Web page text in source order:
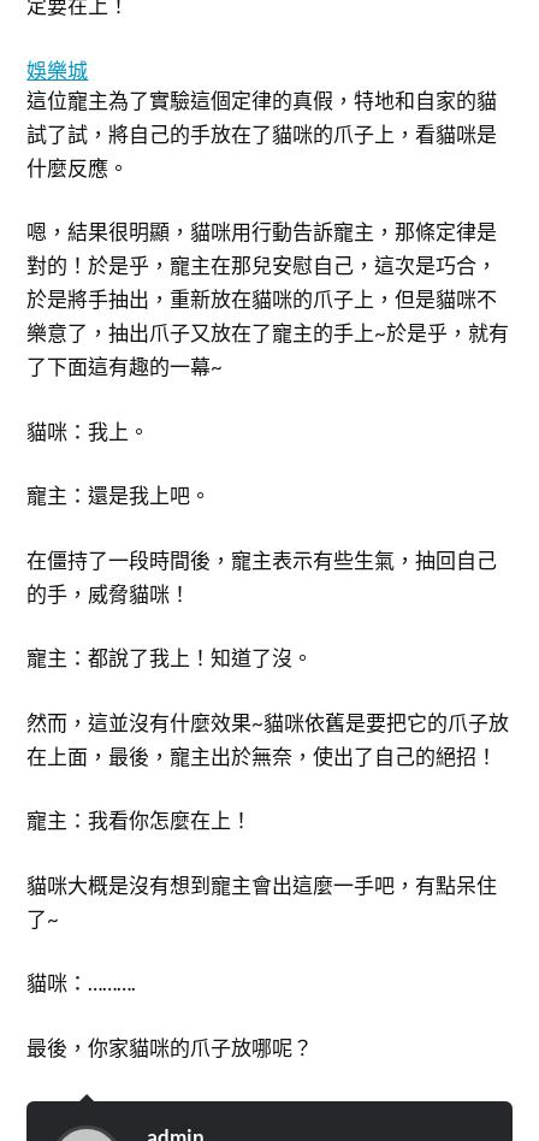
定要在上！
娛樂城
這位寵主為了實驗這個定律的真假，特地和自家的貓
試了試，將自己的手放在了貓咪的爪子上，看貓咪是
什麼反應。
嗯，結果很明顯，貓咪用行動告訴寵主，那條定律是
對的！於是乎，寵主在那兒安慰自己，這次是巧合，
於是將手抽出，重新放在貓咪的爪子上，但是貓咪不
樂意了，抽出爪子又放在了寵主的手上~於是乎，就有
了下面這有趣的一幕~
貓咪：我上。
寵主：還是我上吧。
在僵持了一段時間後，寵主表示有些生氣，抽回自己
的手，威脅貓咪！
寵主：都說了我上！知道了沒。
然而，這並沒有什麼效果~貓咪依舊是要把它的爪子放
在上面，最後，寵主出於無奈，使出了自己的絕招！
寵主：我看你怎麼在上！
貓咪大概是沒有想到寵主會出這麼一手吧，有點呆住
了~
貓咪：……….
最後，你家貓咪的爪子放哪呢？